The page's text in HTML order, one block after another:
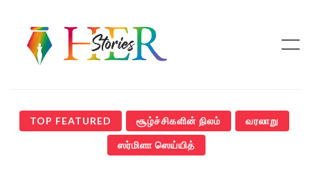
TOP FEATURED சூழ்ச்சிகளின் நிலம் வரலாறு
ஸர்மிளா ஸெய்யித்